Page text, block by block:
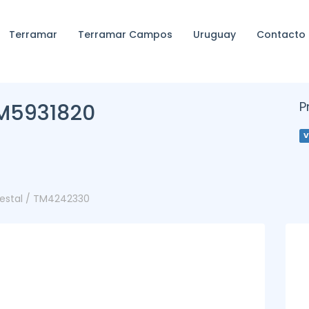
Terramar Terramar Campos Uruguay Contacto
/ TM4242330